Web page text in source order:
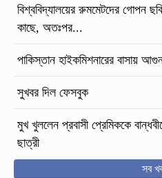
বিশ্ববিদ্যালয়ের রুমমেটদের গোপন
কাছে, অতঃপর...
পাকিস্তান হাইকমিশনারের বাসায়
সুখবর দিল ফেসবুক
মুখ খুললেন প্রবাসী প্রেমিককে
ছাত্রী
সব